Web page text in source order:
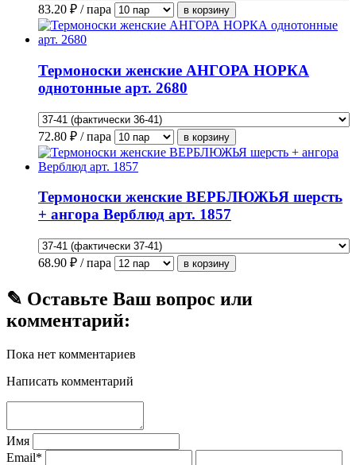
83.20 ₽ / пара
Термоноски женские АНГОРА НОРКА
однотонные арт. 2680
72.80 ₽ / пара
Термоноски женские ВЕРБЛЮЖЬЯ шерсть
+ ангора Верблюд арт. 1857
68.90 ₽ / пара
✎ Оставьте Ваш вопрос или
комментарий:
Пока нет комментариев
Написать комментарий
Имя
Email*